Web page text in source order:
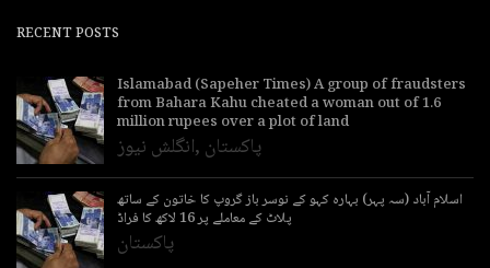
RECENT POSTS
Islamabad (Sapeher Times) A group of fraudsters
from Bahara Kahu cheated a woman out of 1.6
million rupees over a plot of land
انگلش نیوز, پاکستان
اسلام آباد (سہ پہر) بہارہ کہو کے نوسر باز گروپ کا خاتون کے ساتھ
پلاٹ کے معاملے پر 16 لاکھ کا فراڈ
پاکستان